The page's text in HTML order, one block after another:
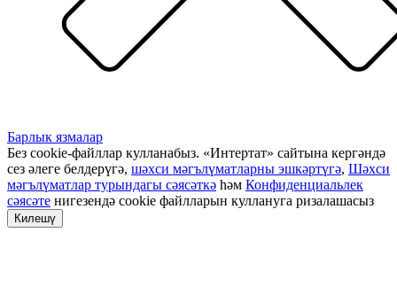
Барлык язмалар
Без cookie-файллар кулланабыз. «Интертат» сайтына кергәндә
сез әлеге белдерүгә, шәхси мәгълүматларны эшкәртүгә, Шәхси
мәгълүматлар турындагы сәясәткә һәм Конфиденциальлек
сәясәте нигезендә cookie файлларын куллануга ризалашасыз
Килешү